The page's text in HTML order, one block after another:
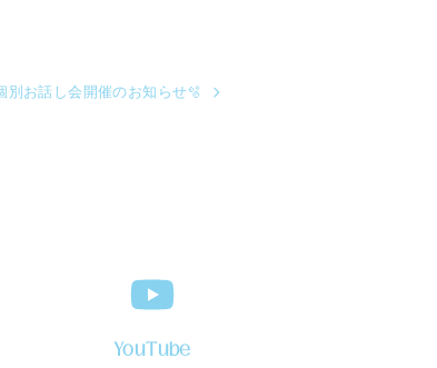
別お話し会開催のお知らせ🫧
YouTube